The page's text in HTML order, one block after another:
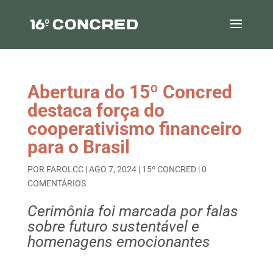
Abertura do 15º Concred
destaca força do
cooperativismo financeiro
para o Brasil
POR FAROLCC|AGO 7, 2024| 15º CONCRED|0
COMENTÁRIOS
Cerimônia foi marcada por falas
sobre futuro sustentável e
homenagens emocionantes